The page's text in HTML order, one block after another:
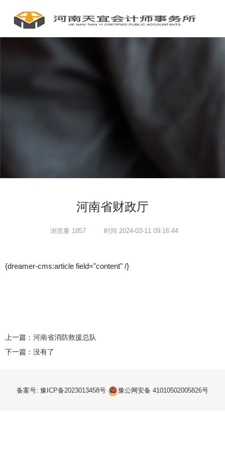
河南省财政厅
浏览量 1857 时间 2024-03-11 09:16:44
{dreamer-cms:article field="content" /}
上一篇： 河南省消防救援总队
下一篇：没有了
备案号: 豫ICP备2023013458号 豫公网安备 41010502005826号